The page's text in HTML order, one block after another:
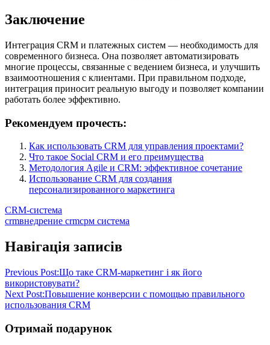
Заключение
Интеграция CRM и платежных систем — необходимость для
современного бизнеса. Она позволяет автоматизировать
многие процессы, связанные с ведением бизнеса, и улучшить
взаимоотношения с клиентами. При правильном подходе,
интеграция приносит реальную выгоду и позволяет компании
работать более эффективно.
Рекомендуем прочесть:
Как использовать CRM для управления проектами?
Что такое Social CRM и его преимущества
Методология Agile и CRM: эффективное сочетание
Использование CRM для создания
персонализированного маркетинга
CRM-система
crmвнедрение crmсрм система
Навігація записів
Previous Post:Що таке CRM-маркетинг і як його
використовувати?
Next Post:Повышение конверсии с помощью правильного
использования CRM
Отримай подарунок